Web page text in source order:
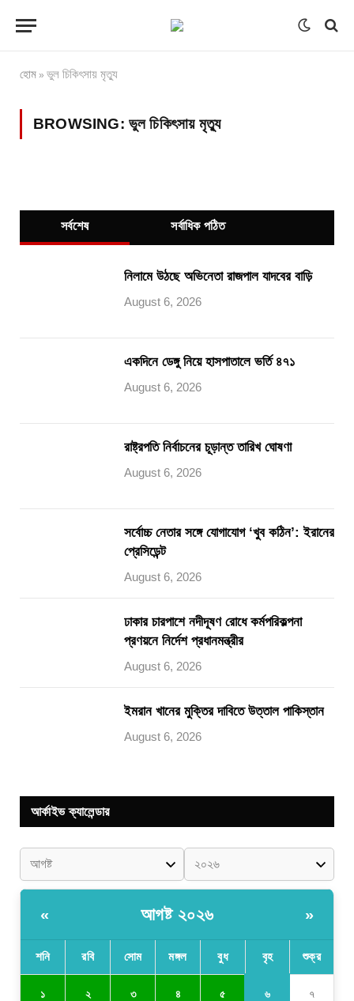
হোম » ভুল চিকিৎসায় মৃত্যু
BROWSING: ভুল চিকিৎসায় মৃত্যু
সর্বশেষ সর্বাধিক পঠিত
নিলামে উঠছে অভিনেতা রাজপাল যাদবের বাড়ি
August 6, 2026
একদিনে ডেঙ্গু নিয়ে হাসপাতালে ভর্তি ৪৭১
August 6, 2026
রাষ্ট্রপতি নির্বাচনের চূড়ান্ত তারিখ ঘোষণা
August 6, 2026
সর্বোচ্চ নেতার সঙ্গে যোগাযোগ ‘খুব কঠিন’: ইরানের
প্রেসিডেন্ট
August 6, 2026
ঢাকার চারপাশে নদীদূষণ রোধে কর্মপরিকল্পনা
প্রণয়নে নির্দেশ প্রধানমন্ত্রীর
August 6, 2026
ইমরান খানের মুক্তির দাবিতে উত্তাল পাকিস্তান
August 6, 2026
আর্কাইভ ক্যালেন্ডার
« আগষ্ট ২০২৬ »
শনি রবি সোম মঙ্গল বুধ বৃহ শুক্র
১ ২ ৩ ৪ ৫ ৬ ৭